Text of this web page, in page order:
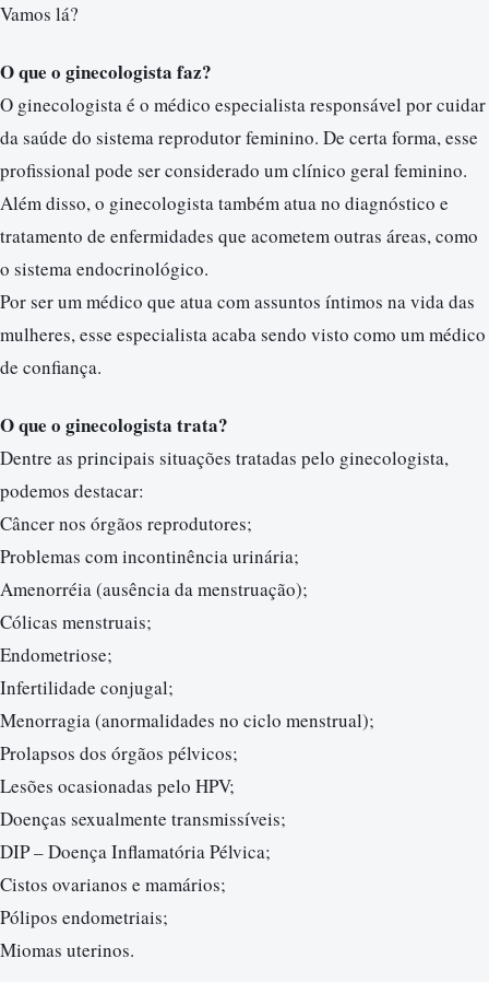
Vamos lá?
O que o ginecologista faz?
O ginecologista é o médico especialista responsável por cuidar
da saúde do sistema reprodutor feminino. De certa forma, esse
profissional pode ser considerado um clínico geral feminino.
Além disso, o ginecologista também atua no diagnóstico e
tratamento de enfermidades que acometem outras áreas, como
o sistema endocrinológico.
Por ser um médico que atua com assuntos íntimos na vida das
mulheres, esse especialista acaba sendo visto como um médico
de confiança.
O que o ginecologista trata?
Dentre as principais situações tratadas pelo ginecologista,
podemos destacar:
Câncer nos órgãos reprodutores;
Problemas com incontinência urinária;
Amenorréia (ausência da menstruação);
Cólicas menstruais;
Endometriose;
Infertilidade conjugal;
Menorragia (anormalidades no ciclo menstrual);
Prolapsos dos órgãos pélvicos;
Lesões ocasionadas pelo HPV;
Doenças sexualmente transmissíveis;
DIP – Doença Inflamatória Pélvica;
Cistos ovarianos e mamários;
Pólipos endometriais;
Miomas uterinos.